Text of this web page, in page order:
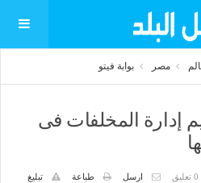
مصر بوابة فيتو
إدارة المخلفات فى
0 تعليق ارسل طباعة
تبليغ